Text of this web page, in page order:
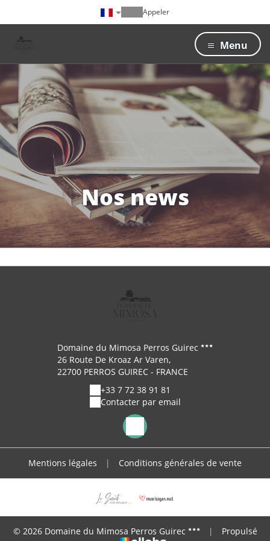
Appeler
Menu
Nos news
Domaine du Mimosa Perros Guirec
26 Route De Kroaz Ar Varen,
22700 PERROS GUIREC - FRANCE
+33 7 72 38 91 81
Contacter par email
Mentions légales | Conditions générales de vente
© 2026 Domaine du Mimosa Perros Guirec |
Propulsé